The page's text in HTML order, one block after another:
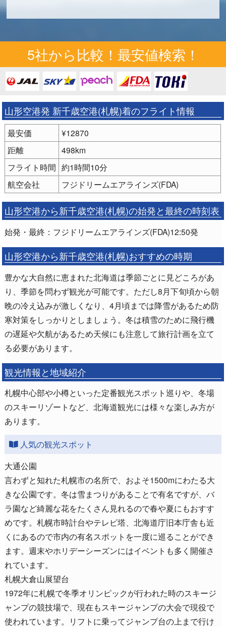
5社から比較！最安値検索！
山形空港発 新千歳空港(札幌)着のフライト情報
最安価
¥12870
距離
498km
フライト時間 約1時間10分
航空会社
フジドリームエアラインズ(FDA)
山形空港から新千歳空港(札幌)の始発と最終の時刻表
始発・最終：フジドリームエアラインズ(FDA)12:50発
山形空港から新千歳空港(札幌)おすすめの時期
豊かな大自然に恵まれた北海道は季節ごとに見どころがあ
り、季節を問わず観光が可能です。ただし8月下旬頃から朝
晩の冷え込みが激しくなり、4月頃までは降雪があるため防
寒対策をしっかりとしましょう。冬は積雪のために飛行機
の遅延や欠航があるため天候にも注意して旅行計画を立て
る必要があります。
観光情報と地域紹介
札幌中心部や小樽といった定番観光スポット巡りや、冬場
のスキーリゾートなど、北海道観光には様々な楽しみ方が
あります。
人気の観光スポット
大通公園
言わずと知れた札幌市の名所で、およそ1500mにわたる大
きな公園です。冬は雪まつりがあることで有名ですが、バ
ラ園など綺麗な花をたくさん見れるので春や夏にもおすす
めです。札幌市時計台やテレビ塔、北海道庁旧本庁舎も近
くにあるので市内の有名スポットを一度に巡ることができ
ます。週末やホリデーシーズンにはイベントも多く開催さ
れています。
札幌大倉山展望台
1972年に札幌で冬季オリンピックが行われた時のスキージ
ャンプの競技場で、現在もスキージャンプの大会で現役で
使われています。リフトに乗ってジャンプ台の上まで行け